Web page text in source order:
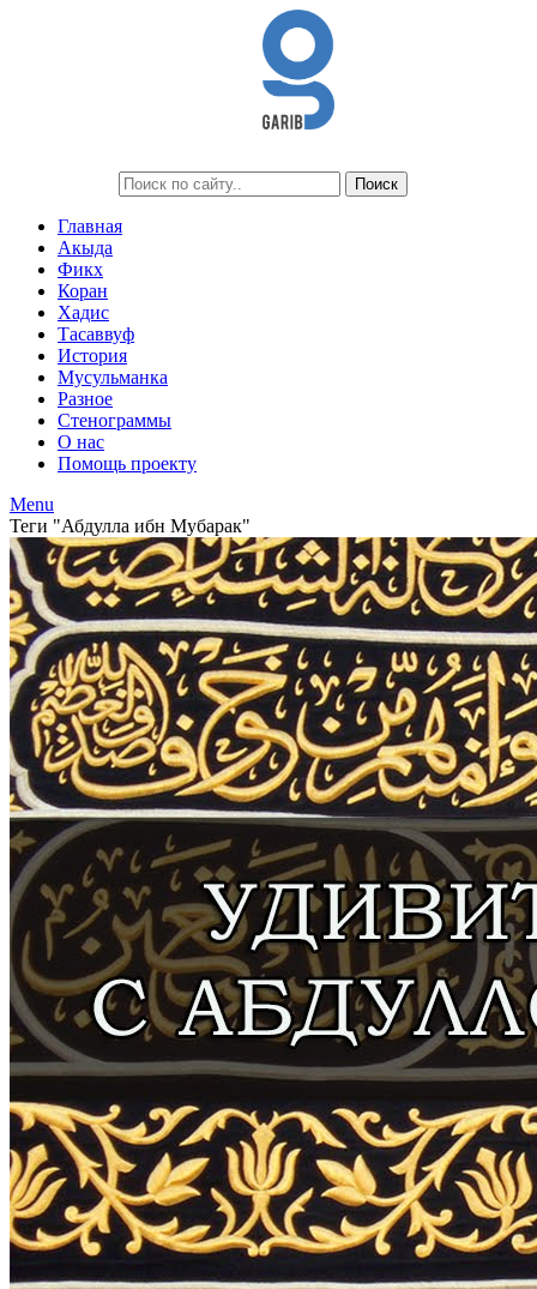
Главная
Акыда
Фикх
Коран
Хадис
Тасаввуф
История
Мусульманка
Разное
Стенограммы
О нас
Помощь проекту
Menu
Теги "Абдулла ибн Мубарак"